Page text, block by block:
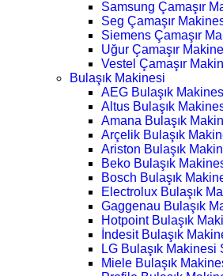
Samsung Çamaşır
Seg Çamaşır
Siemens Çamaşır
Uğur Çamaşır
Vestel Çamaşır
Bulaşık Makinesi
AEG Bulaşık
Altus Bulaşık
Amana Bulaşık
Arçelik Bulaşık
Ariston Bulaşık
Beko Bulaşık
Bosch Bulaşık
Electrolux Bulaşık
Gaggenau Bulaşık
Hotpoint Bulaşık
İndesit Bulaşık
LG Bulaşık Makinesi
Miele Bulaşık